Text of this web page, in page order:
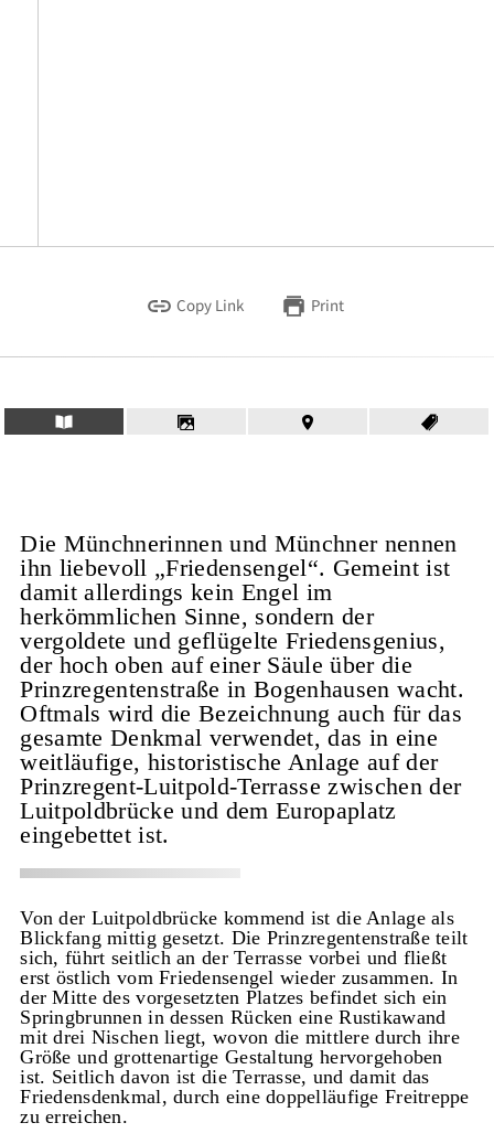
Copy Link Print
Die Münchnerinnen und Münchner nennen
ihn liebevoll „Friedensengel“. Gemeint ist
damit allerdings kein Engel im
herkömmlichen Sinne, sondern der
vergoldete und geflügelte Friedensgenius,
der hoch oben auf einer Säule über die
Prinzregentenstraße in Bogenhausen wacht.
Oftmals wird die Bezeichnung auch für das
gesamte Denkmal verwendet, das in eine
weitläufige, historistische Anlage auf der
Prinzregent-Luitpold-Terrasse zwischen der
Luitpoldbrücke und dem Europaplatz
eingebettet ist.
Von der Luitpoldbrücke kommend ist die Anlage als
Blickfang mittig gesetzt. Die Prinzregentenstraße teilt
sich, führt seitlich an der Terrasse vorbei und fließt
erst östlich vom Friedensengel wieder zusammen. In
der Mitte des vorgesetzten Platzes befindet sich ein
Springbrunnen in dessen Rücken eine Rustikawand
mit drei Nischen liegt, wovon die mittlere durch ihre
Größe und grottenartige Gestaltung hervorgehoben
ist. Seitlich davon ist die Terrasse, und damit das
Friedensdenkmal, durch eine doppelläufige Freitreppe
zu erreichen.